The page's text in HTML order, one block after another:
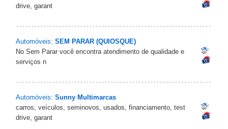
drive, garant
Automóveis: SEM PARAR (QUIOSQUE)
No Sem Parar você encontra atendimento de qualidade e
serviços n
Automóveis: Sunny Multimarcas
carros, veículos, seminovos, usados, financiamento, test
drive, garant